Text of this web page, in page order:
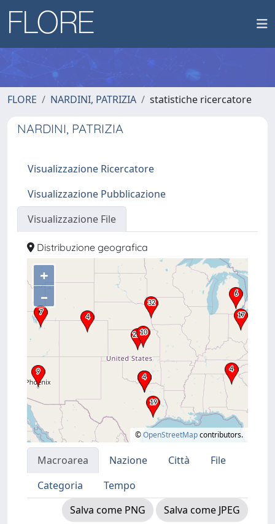
FLORE NARDINI, PATRIZIA statistiche ricercatore
NARDINI, PATRIZIA
Visualizzazione Ricercatore
Visualizzazione Pubblicazione
Visualizzazione File
Distribuzione geografica
+
–
©OpenStreetMapcontributors.
Macroarea Nazione Città
File
Categoria
Tempo
Salva come PNG
Salva come JPEG